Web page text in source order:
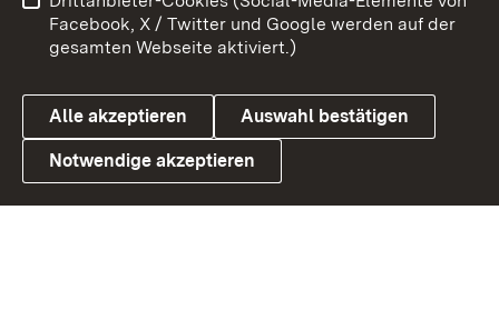
Link zum Landesportal
Barrierefreiheit
Datenschutz
Cookies
Facebook, X / Twitter und Google werden auf der
gesamten Webseite aktiviert.)
Alle akzeptieren Auswahl bestätigen
Notwendige akzeptieren